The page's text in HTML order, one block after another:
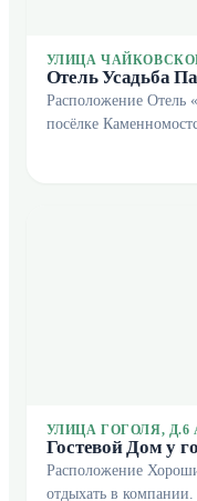
УЛИЦА
Отель Усадьба
Расположение Отель
посёлке
маршрутов Адыгеи.
УЛИЦА ГОГОЛЯ,
Гостевой Дом у
Расположение
отдыхать в компании.